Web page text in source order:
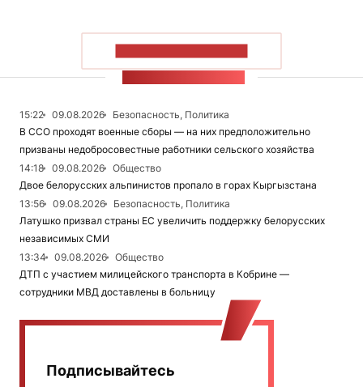
15:22 09.08.2026
Безопасность, Политика
В ССО проходят военные сборы — на них предположительно
призваны недобросовестные работники сельского хозяйства
14:18
09.08.2026
Общество
Двое белорусских альпинистов пропало в горах Кыргызстана
13:56
09.08.2026
Безопасность, Политика
Латушко призвал страны ЕС увеличить поддержку белорусских
независимых СМИ
13:34
09.08.2026
Общество
ДТП с участием милицейского транспорта в Кобрине —
сотрудники МВД доставлены в больницу
Подписывайтесь